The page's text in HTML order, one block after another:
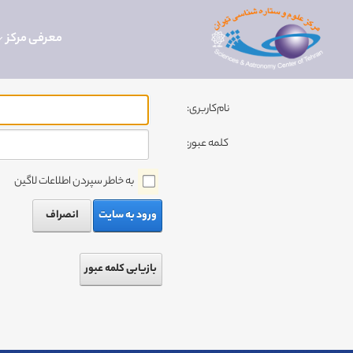
معرفی مرکز
نام‌کاربری:
کلمه عبور:
به خاطر سپردن اطلاعات لاگین
ورود به سایت
انصراف
بازیابی کلمه عبور